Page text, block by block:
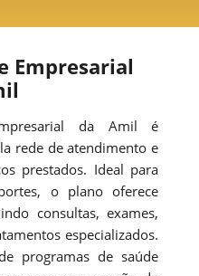
Empresarial
da Amil é
rede de atendimento e
prestados. Ideal para
o plano oferece
consultas, exames,
especializados.
programas de saúde